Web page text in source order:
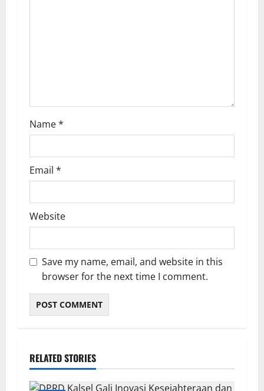
Name*
Email *
Website
Save my name, email, and website in this
browser for the next time I comment.
RELATED STORIES